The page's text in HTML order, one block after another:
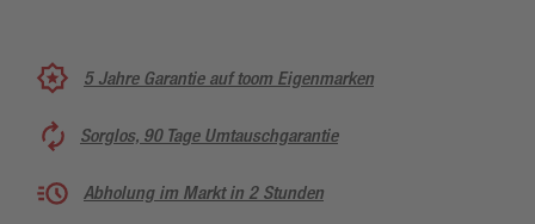
5 Jahre Garantie auf toom Eigenmarken
Sorglos, 90 Tage Umtauschgarantie
Abholung im Markt in 2 Stunden